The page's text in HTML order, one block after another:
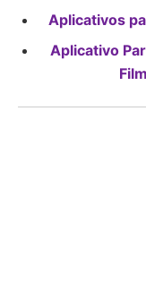
Aplicativos
Aplicativo